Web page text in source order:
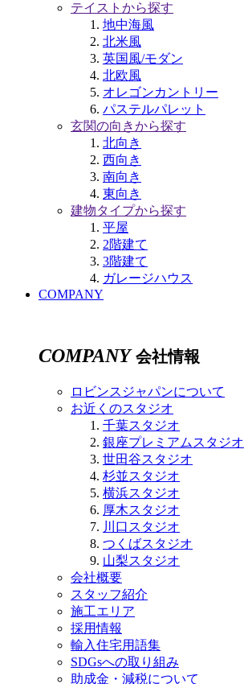
テイストから探す
地中海風
北米風
英国風/モダン
北欧風
オレゴンカントリー
パステルパレット
玄関の向きから探す
北向き
西向き
南向き
東向き
建物タイプから探す
平屋
2階建て
3階建て
ガレージハウス
COMPANY
COMPANY 会社情報
ロビンスジャパンについて
お近くのスタジオ
千葉スタジオ
銀座プレミアムスタジオ
世田谷スタジオ
杉並スタジオ
横浜スタジオ
厚木スタジオ
川口スタジオ
つくばスタジオ
山梨スタジオ
会社概要
スタッフ紹介
施工エリア
採用情報
輸入住宅用語集
SDGsへの取り組み
助成金・減税について